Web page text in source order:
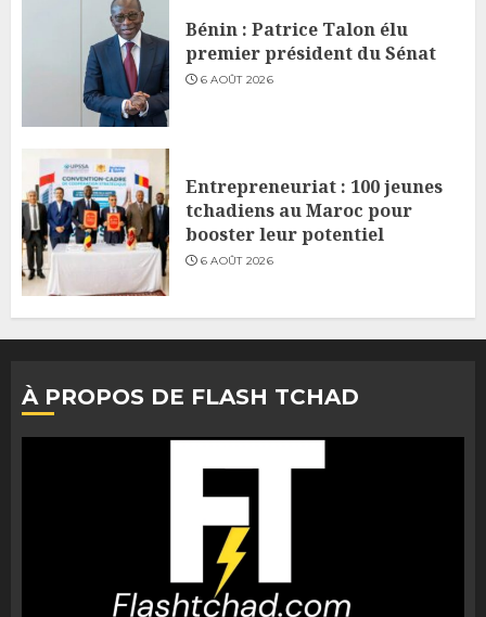
Bénin : Patrice Talon élu
premier président du Sénat
6 AOÛT 2026
Entrepreneuriat : 100 jeunes
tchadiens au Maroc pour
booster leur potentiel
6 AOÛT 2026
À PROPOS DE FLASH TCHAD